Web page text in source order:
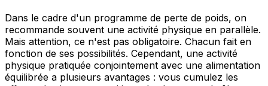
Dans le cadre d'un programme de perte de poids, on
recommande souvent une activité physique en parallèle.
Mais attention, ce n'est pas obligatoire. Chacun fait en
fonction de ses possibilités. Cependant, une activité
physique pratiquée conjointement avec une alimentation
équilibrée a plusieurs avantages : vous cumulez les